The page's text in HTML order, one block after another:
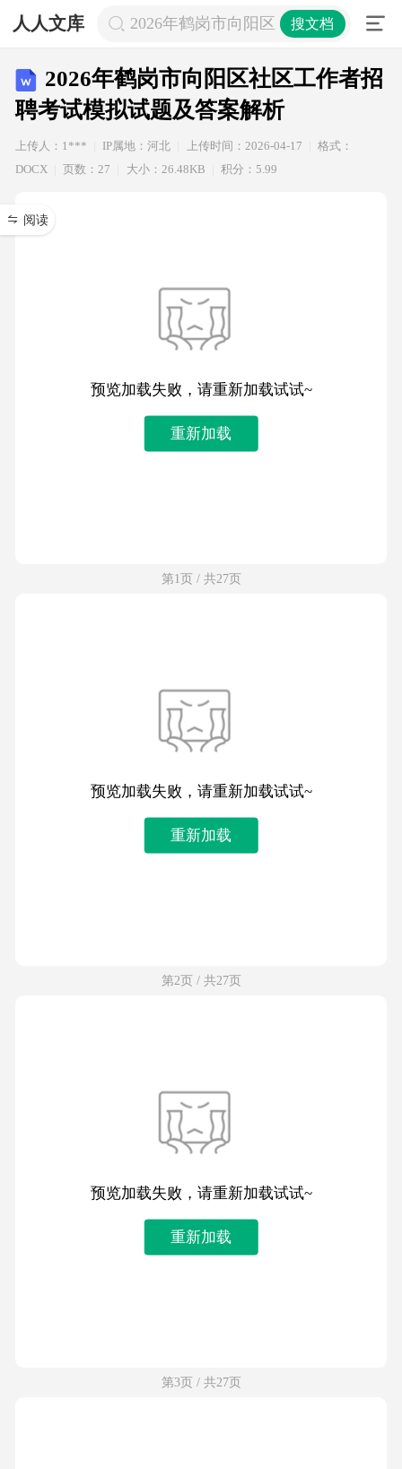
人人文库 2026年鹤岗市向阳区社区工作者招聘
搜文档
2026年鹤岗市向阳区社区工作者招
聘考试模拟试题及答案解析
上传人：1*** IP属地：河北 上传时间：2026-04-17
格式：
DOCX
页数：27 大小：26.48KB 积分：5.99
阅读
预览加载失败，请重新加载试试~
重新加载
第1页 / 共27页
预览加载失败，请重新加载试试~
重新加载
第2页 / 共27页
预览加载失败，请重新加载试试~
重新加载
第3页 / 共27页